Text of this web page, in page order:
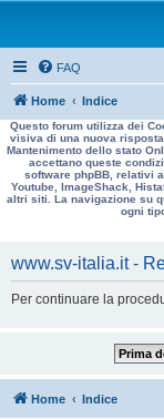
FAQ
Home Indice
Questo forum utilizza dei
visiva di una nuova
Mantenimento dello stato
accettano queste
software phpBB, relativi
Youtube, ImageShack,
altri siti. La navigazione su
ogni
www.sv-italia.it -
Per continuare la
Prima
Home Indice